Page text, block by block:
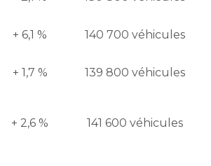
+ 6,1 % 140 700 véhicules
+ 1,7 % 139 800 véhicules
+ 2,6 % 141 600 véhicules